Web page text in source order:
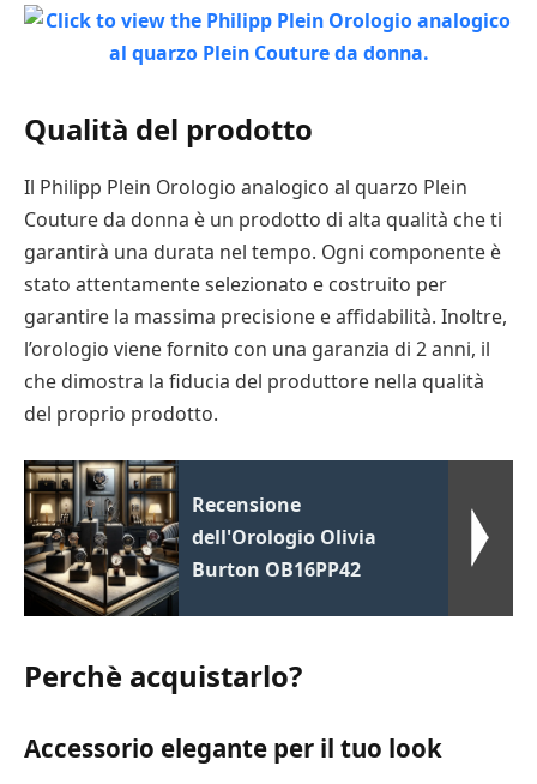
Qualità del prodotto
Il Philipp Plein Orologio analogico al quarzo Plein
Couture da donna è un prodotto di alta qualità che ti
garantirà una durata nel tempo. Ogni componente è
stato attentamente selezionato e costruito per
garantire la massima precisione e affidabilità. Inoltre,
l’orologio viene fornito con una garanzia di 2 anni, il
che dimostra la fiducia del produttore nella qualità
del proprio prodotto.
Recensione
dell'Orologio Olivia
Burton OB16PP42
Perchè acquistarlo?
Accessorio elegante per il tuo look